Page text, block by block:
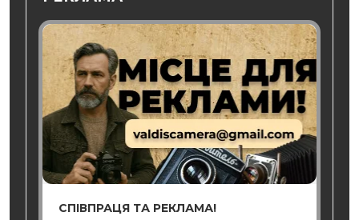
СПІВПРАЦЯ ТА РЕКЛАМА!